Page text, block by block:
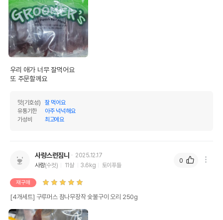
우리 애가 너무 잘먹어요
또 주문할께요
맛(기호성)
잘 먹어요
유통기한
아주 넉넉해요
가성비
최고에요
사랑스런짐니
2025.12.17
사랑(수컷) 11살 3.6kg 토이푸들
재구매
[4개세트] 구루머스 참나무장작 숯불구이 오리 250g
0